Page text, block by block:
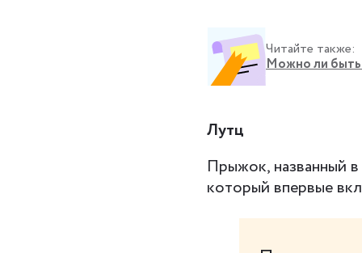
Читайте также:
Можно ли быть
Лутц
Прыжок, названный
который впервые